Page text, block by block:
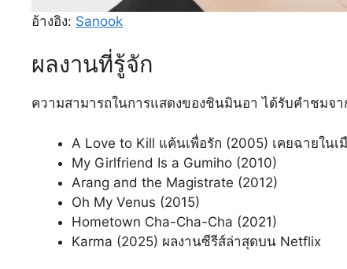
อ้างอิง: Sanook
ผลงานที่รู้จัก
ความสามารถในการแสดงของชินมินอา ได้รับคำชมจ
A Love to Kill แค้นเพื่อรัก (2005) เคยฉายในเ
My Girlfriend Is a Gumiho (2010)
Arang and the Magistrate (2012)
Oh My Venus (2015)
Hometown Cha-Cha-Cha (2021)
Karma (2025) ผลงานซีรีส์ล่าสุดบน Netflix